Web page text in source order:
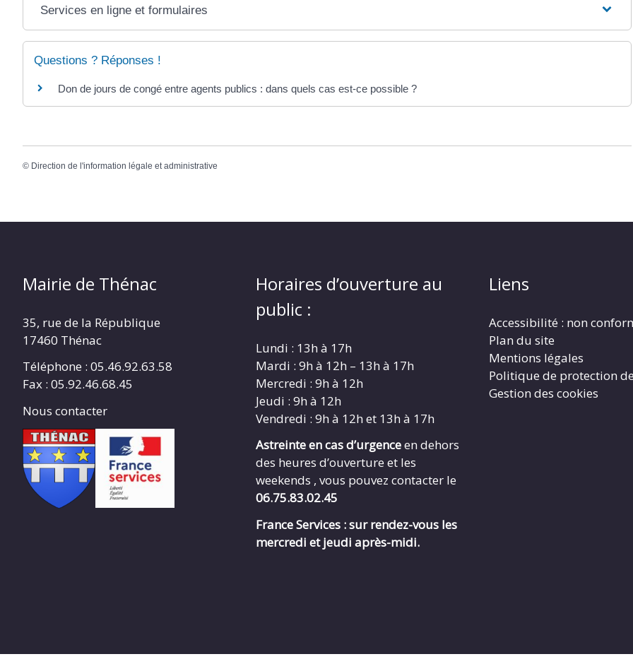
Services en ligne et formulaires
Questions ? Réponses !
Don de jours de congé entre agents publics : dans quels cas est-ce possible ?
© Direction de l'information légale et administrative
Mairie de Thénac
35, rue de la République
17460 Thénac
Téléphone : 05.46.92.63.58
Fax : 05.92.46.68.45
Nous contacter
Horaires d’ouverture au
public :
Lundi : 13h à 17h
Mardi : 9h à 12h – 13h à 17h
Mercredi : 9h à 12h
Jeudi : 9h à 12h
Vendredi : 9h à 12h et 13h à 17h
Astreinte en cas d’urgenceen dehors
des heures d’ouverture et les
weekends , vous pouvez contacter le
06.75.83.02.45
France Services : sur rendez-vous les
mercredi et jeudi après-midi.
Liens
Accessibilité : non
Plan du site
Mentions légales
Politique de protection
Gestion des cookies